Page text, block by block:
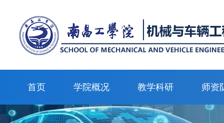
首页 学院概况 教学科研 师资